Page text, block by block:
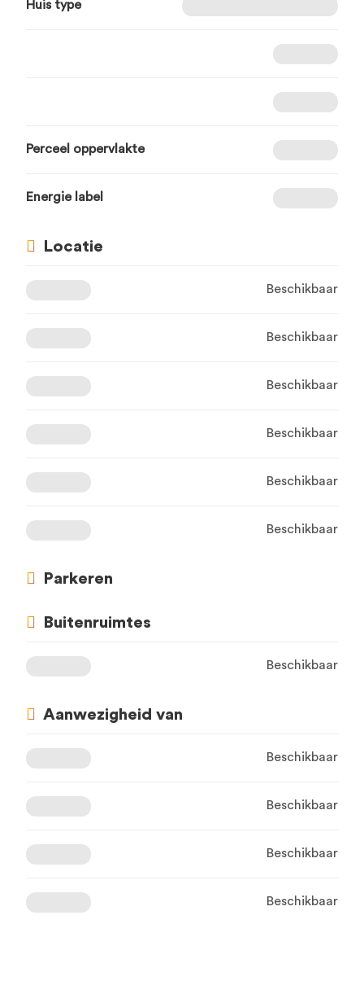
Huis type
Perceel oppervlakte
Energie label
Locatie
Beschikbaar
Beschikbaar
Beschikbaar
Beschikbaar
Beschikbaar
Beschikbaar
Parkeren
Buitenruimtes
Beschikbaar
Aanwezigheid van
Beschikbaar
Beschikbaar
Beschikbaar
Beschikbaar